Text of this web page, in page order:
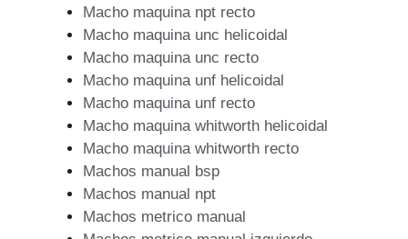
Macho maquina npt recto
Macho maquina unc helicoidal
Macho maquina unc recto
Macho maquina unf helicoidal
Macho maquina unf recto
Macho maquina whitworth helicoidal
Macho maquina whitworth recto
Machos manual bsp
Machos manual npt
Machos metrico manual